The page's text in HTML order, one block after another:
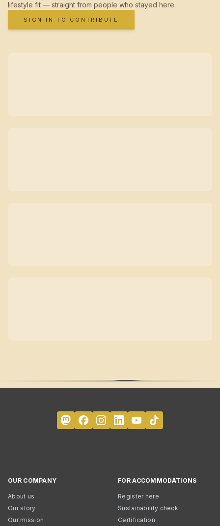
lifestyle fit — straight from people who stayed here.
SIGN IN TO CONTRIBUTE
OUR COMPANY
About us
Our story
Our mission
FOR ACCOMMODATIONS
Register here
Sustainability check
Certification